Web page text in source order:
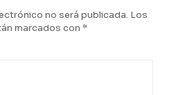
no será publicada. Los
marcados con *